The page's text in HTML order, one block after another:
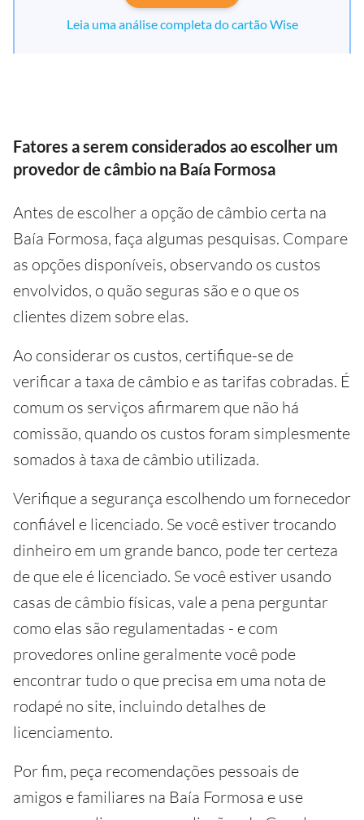
Leia uma análise completa do cartão Wise
Fatores a serem considerados ao escolher um
provedor de câmbio na Baía Formosa
Antes de escolher a opção de câmbio certa na
Baía Formosa, faça algumas pesquisas. Compare
as opções disponíveis, observando os custos
envolvidos, o quão seguras são e o que os
clientes dizem sobre elas.
Ao considerar os custos, certifique-se de
verificar a taxa de câmbio e as tarifas cobradas. É
comum os serviços afirmarem que não há
comissão, quando os custos foram simplesmente
somados à taxa de câmbio utilizada.
Verifique a segurança escolhendo um fornecedor
confiável e licenciado. Se você estiver trocando
dinheiro em um grande banco, pode ter certeza
de que ele é licenciado. Se você estiver usando
casas de câmbio físicas, vale a pena perguntar
como elas são regulamentadas - e com
provedores online geralmente você pode
encontrar tudo o que precisa em uma nota de
rodapé no site, incluindo detalhes de
licenciamento.
Por fim, peça recomendações pessoais de
amigos e familiares na Baía Formosa e use